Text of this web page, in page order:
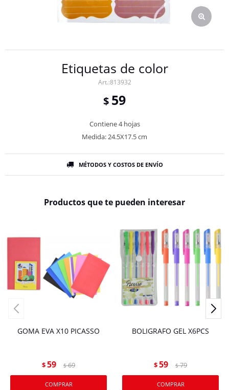
Etiquetas de color
813932
$ 59
Contiene 4 hojas
Medida: 24.5X17.5 cm
MÉTODOS Y COSTOS DE ENVÍO
Productos que te pueden interesar
GOMA EVA X10 PICASSO
$59 $ 69
BOLIGRAFO GEL X6PCS
$59 $ 79